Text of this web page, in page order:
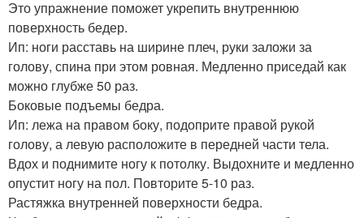
Это упражнение поможет укрепить внутреннюю
поверхность бедер.
Ип: ноги расставь на ширине плеч, руки заложи за
голову, спина при этом ровная. Медленно приседай как
можно глубже 50 раз.
Боковые подъемы бедра.
Ип: лежа на правом боку, подоприте правой рукой
голову, а левую расположите в передней части тела.
Вдох и поднимите ногу к потолку. Выдохните и медленно
опустит ногу на пол. Повторите 5-10 раз.
Растяжка внутренней поверхности бедра.